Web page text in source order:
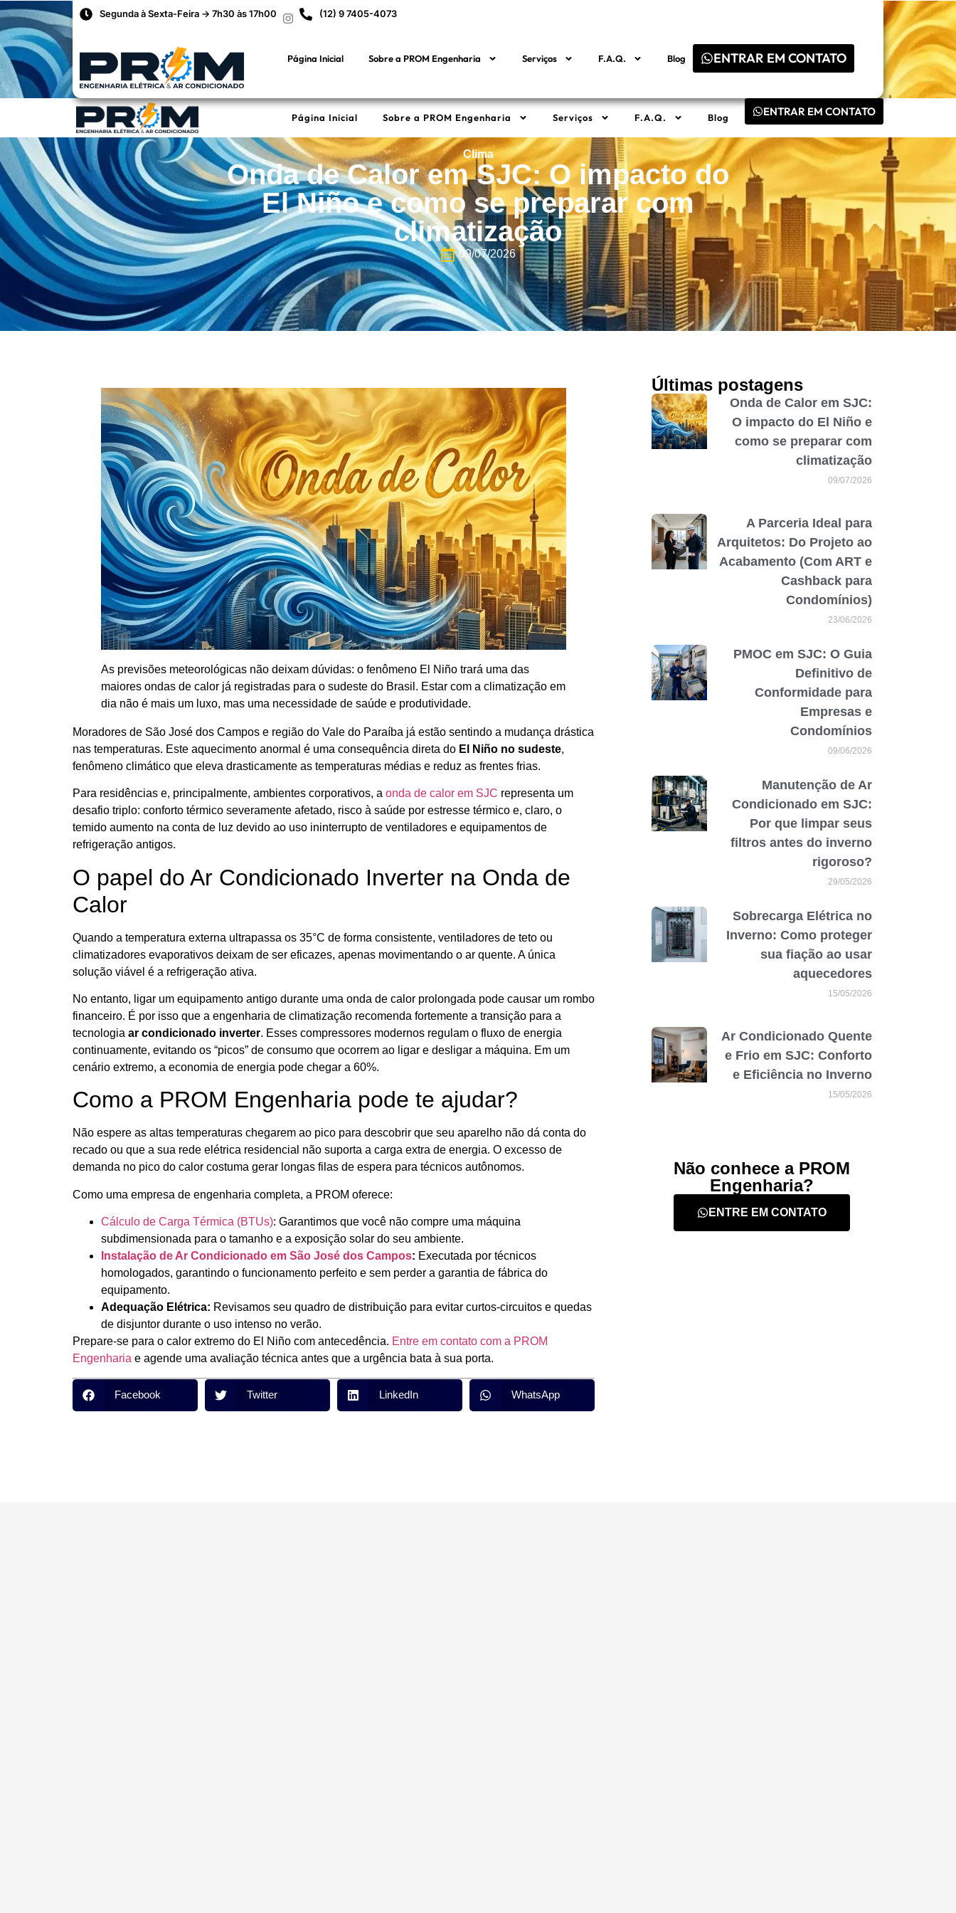
Segunda à Sexta-Feira -> 7h30 às 17h00 (12) 9 7405-4073
Página Inicial Sobre a PROM Engenharia Serviços F.A.Q. Blog ENTRAR EM CONTATO
Página Inicial Sobre a PROM Engenharia Serviços F.A.Q. Blog ENTRAR EM CONTATO
Clima
Onda de Calor em SJC: O impacto do
El Niño e como se preparar com
climatização
09/07/2026
As previsões meteorológicas não deixam dúvidas: o fenômeno El Niño trará uma das
maiores ondas de calor já registradas para o sudeste do Brasil. Estar com a climatização em
dia não é mais um luxo, mas uma necessidade de saúde e produtividade.
Moradores de São José dos Campos e região do Vale do Paraíba já estão sentindo a mudança drástica
nas temperaturas. Este aquecimento anormal é uma consequência direta do El Niño no sudeste,
fenômeno climático que eleva drasticamente as temperaturas médias e reduz as frentes frias.
Para residências e, principalmente, ambientes corporativos, a onda de calor em SJC representa um
desafio triplo: conforto térmico severamente afetado, risco à saúde por estresse térmico e, claro, o
temido aumento na conta de luz devido ao uso ininterrupto de ventiladores e equipamentos de
refrigeração antigos.
O papel do Ar Condicionado Inverter na Onda de
Calor
Quando a temperatura externa ultrapassa os 35°C de forma consistente, ventiladores de teto ou
climatizadores evaporativos deixam de ser eficazes, apenas movimentando o ar quente. A única
solução viável é a refrigeração ativa.
No entanto, ligar um equipamento antigo durante uma onda de calor prolongada pode causar um rombo
financeiro. É por isso que a engenharia de climatização recomenda fortemente a transição para a
tecnologia ar condicionado inverter. Esses compressores modernos regulam o fluxo de energia
continuamente, evitando os “picos” de consumo que ocorrem ao ligar e desligar a máquina. Em um
cenário extremo, a economia de energia pode chegar a 60%.
Como a PROM Engenharia pode te ajudar?
Não espere as altas temperaturas chegarem ao pico para descobrir que seu aparelho não dá conta do
recado ou que a sua rede elétrica residencial não suporta a carga extra de energia. O excesso de
demanda no pico do calor costuma gerar longas filas de espera para técnicos autônomos.
Como uma empresa de engenharia completa, a PROM oferece:
Cálculo de Carga Térmica (BTUs): Garantimos que você não compre uma máquina
subdimensionada para o tamanho e a exposição solar do seu ambiente.
Instalação de Ar Condicionado em São José dos Campos: Executada por técnicos
homologados, garantindo o funcionamento perfeito e sem perder a garantia de fábrica do
equipamento.
Adequação Elétrica: Revisamos seu quadro de distribuição para evitar curtos-circuitos e quedas
de disjuntor durante o uso intenso no verão.
Prepare-se para o calor extremo do El Niño com antecedência. Entre em contato com a PROM
Engenharia e agende uma avaliação técnica antes que a urgência bata à sua porta.
Facebook Twitter LinkedIn WhatsApp
Últimas postagens
Onda de Calor em SJC:
O impacto do El Niño e
como se preparar com
climatização
09/07/2026
A Parceria Ideal para
Arquitetos: Do Projeto ao
Acabamento (Com ART e
Cashback para
Condomínios)
23/06/2026
PMOC em SJC: O Guia
Definitivo de
Conformidade para
Empresas e
Condomínios
09/06/2026
Manutenção de Ar
Condicionado em SJC:
Por que limpar seus
filtros antes do inverno
rigoroso?
29/05/2026
Sobrecarga Elétrica no
Inverno: Como proteger
sua fiação ao usar
aquecedores
15/05/2026
Ar Condicionado Quente
e Frio em SJC: Conforto
e Eficiência no Inverno
15/05/2026
Não conhece a PROM
Engenharia?
ENTRE EM CONTATO